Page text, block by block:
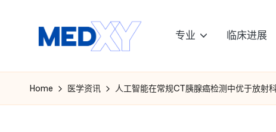
M
e
专业 临床进展
Home 医学资讯 人工智能在常规CT胰腺癌检测中优于放射